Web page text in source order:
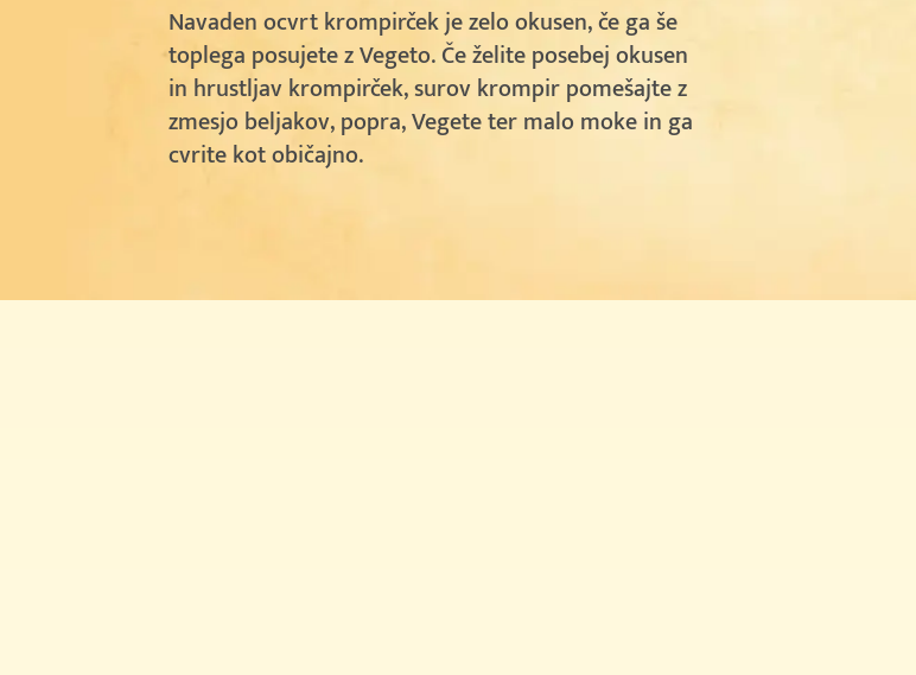
Navaden ocvrt krompirček je zelo okusen, če ga še
toplega posujete z Vegeto. Če želite posebej okusen
in hrustljav krompirček, surov krompir pomešajte z
zmesjo beljakov, popra, Vegete ter malo moke in ga
cvrite kot običajno.